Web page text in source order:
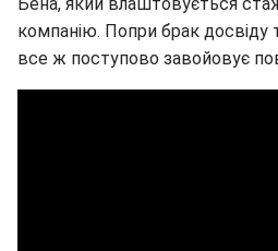
компанію. Попри брак досвіду
все ж поступово завойовує